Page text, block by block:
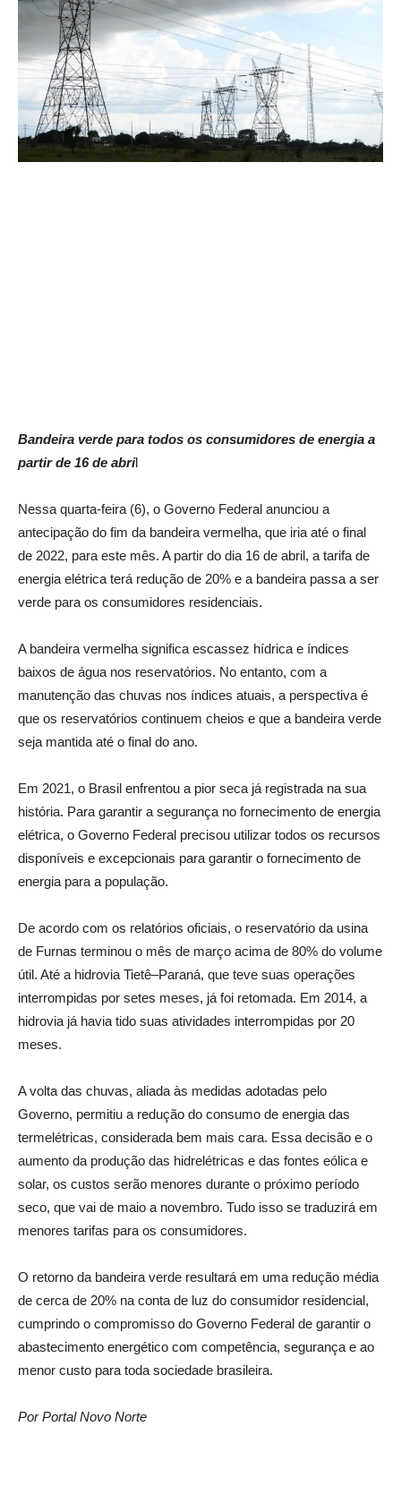
Bandeira verde para todos os consumidores de energia a
partir de 16 de abril
Nessa quarta-feira (6), o Governo Federal anunciou a
antecipação do fim da bandeira vermelha, que iria até o final
de 2022, para este mês. A partir do dia 16 de abril, a tarifa de
energia elétrica terá redução de 20% e a bandeira passa a ser
verde para os consumidores residenciais.
A bandeira vermelha significa escassez hídrica e índices
baixos de água nos reservatórios. No entanto, com a
manutenção das chuvas nos índices atuais, a perspectiva é
que os reservatórios continuem cheios e que a bandeira verde
seja mantida até o final do ano.
Em 2021, o Brasil enfrentou a pior seca já registrada na sua
história. Para garantir a segurança no fornecimento de energia
elétrica, o Governo Federal precisou utilizar todos os recursos
disponíveis e excepcionais para garantir o fornecimento de
energia para a população.
De acordo com os relatórios oficiais, o reservatório da usina
de Furnas terminou o mês de março acima de 80% do volume
útil. Até a hidrovia Tietê–Paraná, que teve suas operações
interrompidas por setes meses, já foi retomada. Em 2014, a
hidrovia já havia tido suas atividades interrompidas por 20
meses.
A volta das chuvas, aliada às medidas adotadas pelo
Governo, permitiu a redução do consumo de energia das
termelétricas, considerada bem mais cara. Essa decisão e o
aumento da produção das hidrelétricas e das fontes eólica e
solar, os custos serão menores durante o próximo período
seco, que vai de maio a novembro. Tudo isso se traduzirá em
menores tarifas para os consumidores.
O retorno da bandeira verde resultará em uma redução média
de cerca de 20% na conta de luz do consumidor residencial,
cumprindo o compromisso do Governo Federal de garantir o
abastecimento energético com competência, segurança e ao
menor custo para toda sociedade brasileira.
Por Portal Novo Norte